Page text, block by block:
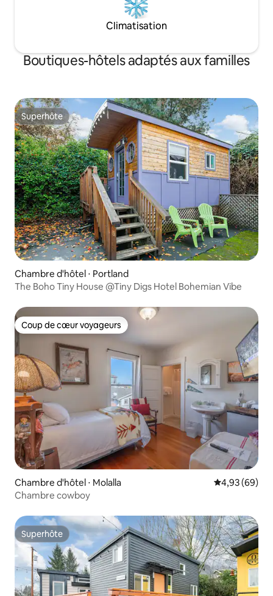
Climatisation
Boutiques-hôtels adaptés aux familles
Superhôte
Superhôte
Chambre d'hôtel ⋅ Portland
The Boho Tiny House @Tiny Digs Hotel Bohemian Vibe
Coup de cœur voyageurs
Coup de cœur voyageurs
Chambre d'hôtel ⋅ Molalla Évaluation
4,93 (69)
Chambre cowboy
Superhôte
Superhôte